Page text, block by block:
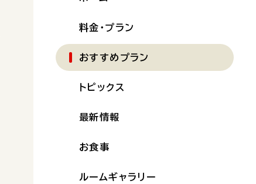
料金・プラン
おすすめプラン
トピックス
最新情報
お食事
ルームギャラリー